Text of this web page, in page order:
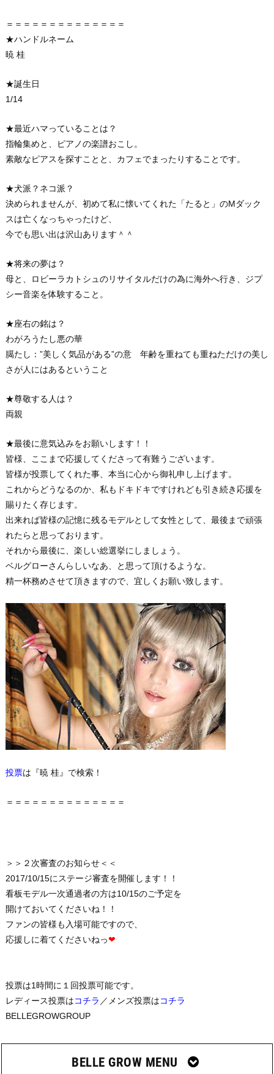
＝＝＝＝＝＝＝＝＝＝＝＝＝＝
★ハンドルネーム
暁 桂
★誕生日
1/14
★最近ハマっていることは？
指輪集めと、ピアノの楽譜おこし。
素敵なピアスを探すことと、カフェでまったりすることです。
★犬派？ネコ派？
決められませんが、初めて私に懐いてくれた「たると」のMダック
スは亡くなっちゃったけど、
今でも思い出は沢山あります＾＾
★将来の夢は？
母と、ロビーラカトシュのリサイタルだけの為に海外へ行き、ジプ
シー音楽を体験すること。
★座右の銘は？
わがろうたし悪の華
臈たし：”美しく気品がある”の意 年齢を重ねても重ねただけの美し
さが人にはあるということ
★尊敬する人は？
両親
★最後に意気込みをお願いします！！
皆様、ここまで応援してくださって有難うございます。
皆様が投票してくれた事、本当に心から御礼申し上げます。
これからどうなるのか、私もドキドキですけれども引き続き応援を
賜りたく存じます。
出来れば皆様の記憶に残るモデルとして女性として、最後まで頑張
れたらと思っております。
それから最後に、楽しい総選挙にしましょう。
ベルグローさんらしいなあ、と思って頂けるような。
精一杯務めさせて頂きますので、宜しくお願い致します。
投票は『暁 桂』で検索！
＝＝＝＝＝＝＝＝＝＝＝＝＝＝
＞＞２次審査のお知らせ＜＜
2017/10/15にステージ審査を開催します！！
看板モデル一次通過者の方は10/15のご予定を
開けておいてくださいね！！
ファンの皆様も入場可能ですので、
応援しに着てくださいねっ❤
投票は1時間に１回投票可能です。
レディース投票はコチラ ／ メンズ投票はコチラ
BELLEGROWGROUP
BELLE GROW MENU